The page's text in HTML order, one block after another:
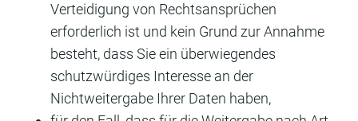
Verteidigung von Rechtsansprüchen
erforderlich ist und kein Grund zur Annahme
besteht, dass Sie ein überwiegendes
schutzwürdiges Interesse an der
Nichtweitergabe Ihrer Daten haben,